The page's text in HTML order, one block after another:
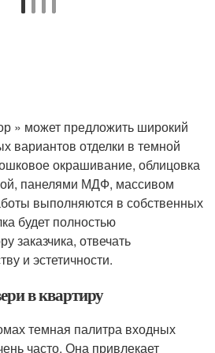
» может предложить широкий
вариантов отделки в темной
окрашивание, облицовка
панелями МДФ, массивом
выполняются в собственных
будет полностью
заказчика, отвечать
и эстетичности.
в квартиру
темная палитра входных
часто. Она привлекает